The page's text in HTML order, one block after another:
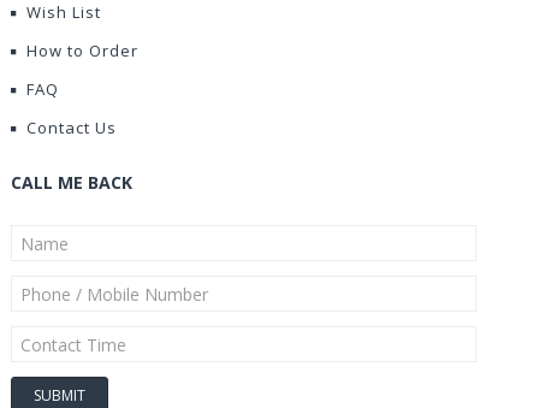
Wish List
How to Order
FAQ
Contact Us
CALL ME BACK